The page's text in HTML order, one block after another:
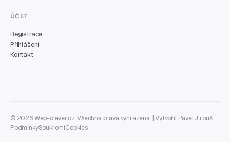
ÚČET
Registrace
Přihlášení
Kontakt
© 2026 Web-clever.cz. Všechna práva vyhrazena. | Vytvořil Pavel Jirouš
PodmínkySoukromíCookies